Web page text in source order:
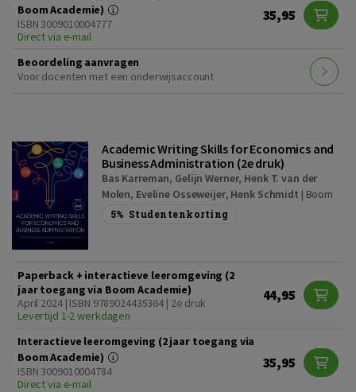
Boom Academie)
ISBN 3009010004777
Direct via e-mail
35,95
Beoordeling aanvragen
Voor docenten met een onderwijsaccount
Academic Writing Skills for Economics and
Business Administration (2e druk)
Bas Karreman, Gelijn Werner, Henk T. van der
Molen, Eveline Osseweijer, Henk Schmidt | Boom
5% Studentenkorting
Paperback + interactieve leeromgeving (2
jaar toegang via Boom Academie)
April 2024 | ISBN 9789024435364 | 2e druk
Levertijd 1-2 werkdagen
44,95
Interactieve leeromgeving (2 jaar toegang via
Boom Academie)
ISBN 3009010004784
Direct via e-mail
35,95